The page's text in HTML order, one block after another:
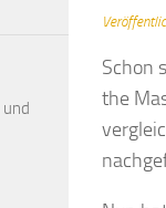
Schon
the